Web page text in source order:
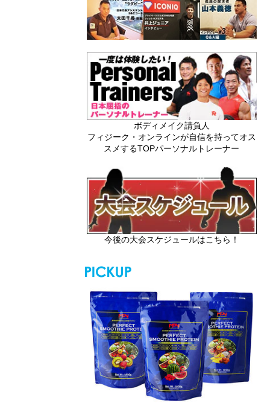
ボディメイク請負人
フィジーク・オンラインが自信を持ってオス
スメするTOPパーソナルトレーナー
今後の大会スケジュールはこちら！